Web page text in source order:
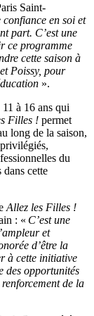
Saint-
en soi et
part. C’est une
ce programme
cette saison à
Poissy, pour
».
à 16 ans qui
Filles ! permet
long de la saison,
du
cette
Allez les Filles !
: « C’est une
et
d’être la
à cette initiative
des opportunités
de la